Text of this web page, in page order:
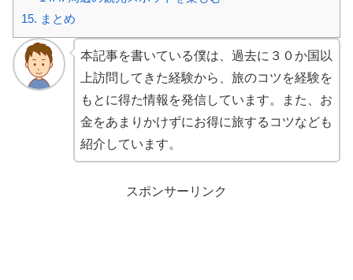
15. まとめ
本記事を書いている僕は、過去に３０か国以
上訪問してきた経験から、旅のコツを経験を
もとに得た情報を発信しています。また、お
金をあまりかけずにお得に旅するコツなども
紹介しています。
スポンサーリンク